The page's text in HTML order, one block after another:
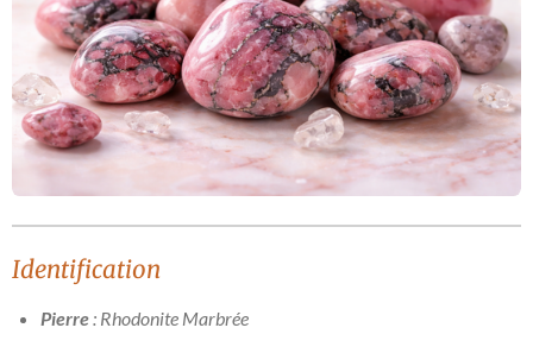
Identification
Pierre: Rhodonite Marbrée